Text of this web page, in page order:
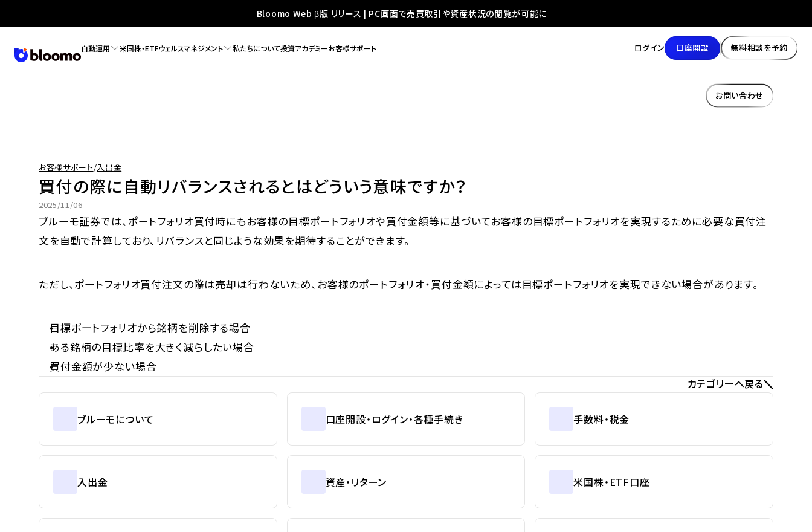
お問い合わせ
お客様サポート/入出金
買付の際に自動リバランスされるとはどういう意味ですか？
2025/11/06
ブルーモ証券では、ポートフォリオ買付時にもお客様の目標ポートフォリオや買付金額等に基づいてお客様の目標ポートフォリオを実現するために必要な買付注
文を自動で計算しており、リバランスと同じような効果を期待することができます。
ただし、ポートフォリオ買付注文の際は売却は行わないため、お客様のポートフォリオ・買付金額によっては目標ポートフォリオを実現できない場合があります。
目標ポートフォリオから銘柄を削除する場合
ある銘柄の目標比率を大きく減らしたい場合
買付金額が少ない場合
カテゴリーへ戻る
ブルーモについて 口座開設・ログイン・各種手続き 手数料・税金
入出金 資産・リターン 米国株・ETF口座
Bloomo Web β版 リリース | PC画面で売買取引や資産状況の閲覧が可能に
自動運用 米国株・ETFウェルスマネジメント 私たちについて投資アカデミーお客様サポート ログイン 口座開設 無料相談を予約